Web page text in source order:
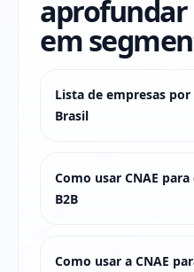
aprofundar
em
Lista de empresas
Brasil
Como usar CNAE
B2B
Como usar a CNAE